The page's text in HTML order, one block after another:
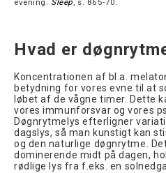
evening. Sleep, s. 865-70.
Hvad er
Koncentrationen af bl.a.
betydning for vores evne til at
løbet af de vågne timer. Dette
vores immunforsvar og vores
Døgnrytmelys efterligner
dagslys, så man kunstigt kan
og den naturlige døgnrytme.
dominerende midt på dagen,
rødlige lys fra f.eks. en